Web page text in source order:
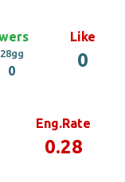
28gg
0
Like
0
Eng.Rate
0.28